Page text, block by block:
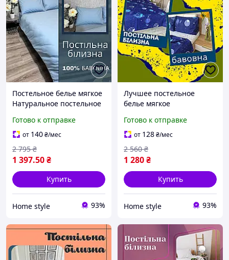
Постельное белье мягкое
Натуральное постельное
Постельное белье для
приятных снов уютное
Готово к отправке
от 140₴/мес
1 397.50₴
2 795 ₴
Купить
Home style 93%
Лучшее постельное
белье мягкое
белье уютное Хлопковое
постельное белье
стильное
Готово к отправке
от 128₴/мес
1 280₴
2 560 ₴
Купить
Home style 93%